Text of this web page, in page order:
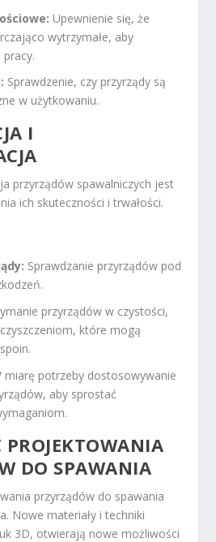
Upewnienie się, że
wytrzymałe, aby
Sprawdzenie, czy przyrządy są
w użytkowaniu.
I
przyrządów spawalniczych jest
ich skuteczności i trwałości.
Sprawdzanie przyrządów pod
przyrządów w czystości,
które mogą
miarę potrzeby dostosowywanie
aby sprostać
PROJEKTOWANIA
DO SPAWANIA
przyrządów do spawania
Nowe materiały i techniki
3D, otwierają nowe możliwości